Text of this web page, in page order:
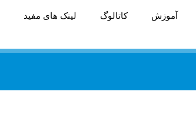
آموزش کاتالوگ لینک های مفید